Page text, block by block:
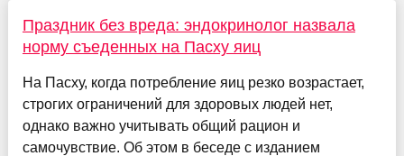
Праздник без вреда: эндокринолог назвала
норму съеденных на Пасху яиц
На Пасху, когда потребление яиц резко возрастает,
строгих ограничений для здоровых людей нет,
однако важно учитывать общий рацион и
самочувствие. Об этом в беседе с изданием